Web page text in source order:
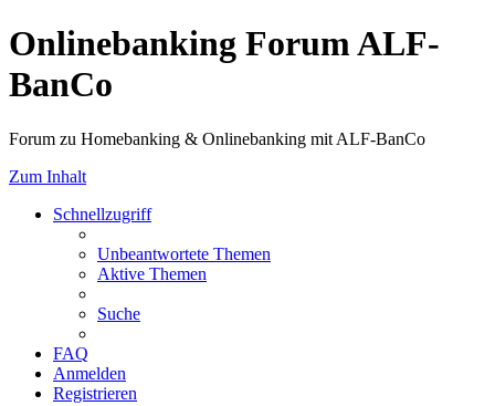
Onlinebanking Forum ALF-
BanCo
Forum zu Homebanking & Onlinebanking mit ALF-BanCo
Zum Inhalt
Schnellzugriff
Unbeantwortete Themen
Aktive Themen
Suche
FAQ
Anmelden
Registrieren